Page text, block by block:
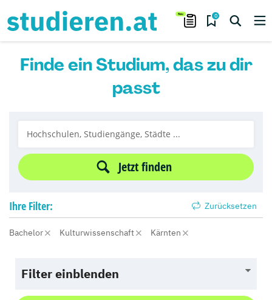
0
Finde ein Studium, das zu dir
passt
Jetzt finden
Ihre Filter: Zurücksetzen
Bachelor Kulturwissenschaft Kärnten
Filter einblenden